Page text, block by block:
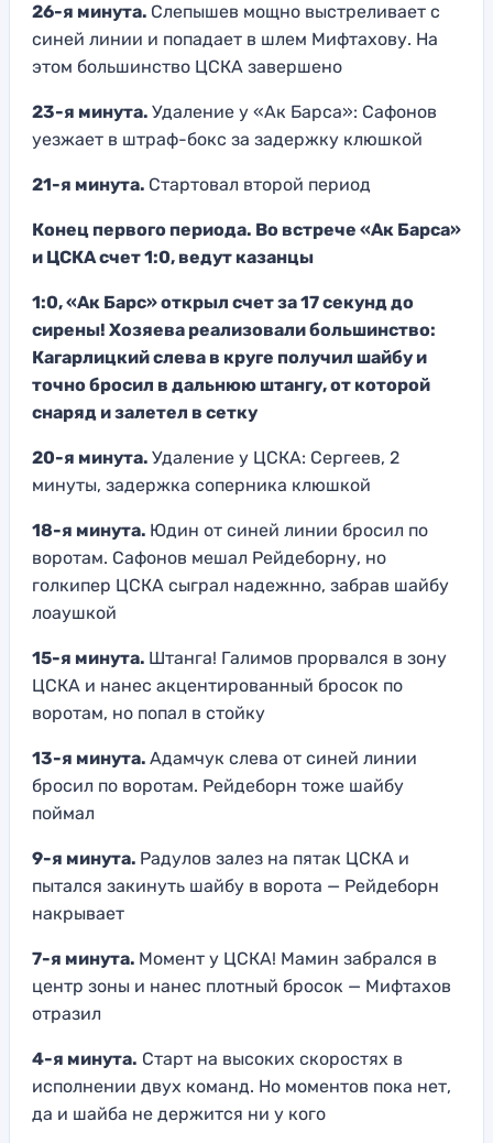
26-я минута. Слепышев мощно выстреливает с
синей линии и попадает в шлем Мифтахову. На
этом большинство ЦСКА завершено
23-я минута. Удаление у «Ак Барса»: Сафонов
уезжает в штраф-бокс за задержку клюшкой
21-я минута. Стартовал второй период
Конец первого периода. Во встрече «Ак Барса»
и ЦСКА счет 1:0, ведут казанцы
1:0, «Ак Барс» открыл счет за 17 секунд до
сирены! Хозяева реализовали большинство:
Кагарлицкий слева в круге получил шайбу и
точно бросил в дальнюю штангу, от которой
снаряд и залетел в сетку
20-я минута. Удаление у ЦСКА: Сергеев, 2
минуты, задержка соперника клюшкой
18-я минута. Юдин от синей линии бросил по
воротам. Сафонов мешал Рейдеборну, но
голкипер ЦСКА сыграл надежнно, забрав шайбу
лоаушкой
15-я минута. Штанга! Галимов прорвался в зону
ЦСКА и нанес акцентированный бросок по
воротам, но попал в стойку
13-я минута. Адамчук слева от синей линии
бросил по воротам. Рейдеборн тоже шайбу
поймал
9-я минута. Радулов залез на пятак ЦСКА и
пытался закинуть шайбу в ворота — Рейдеборн
накрывает
7-я минута. Момент у ЦСКА! Мамин забрался в
центр зоны и нанес плотный бросок — Мифтахов
отразил
4-я минута. Старт на высоких скоростях в
исполнении двух команд. Но моментов пока нет,
да и шайба не держится ни у кого